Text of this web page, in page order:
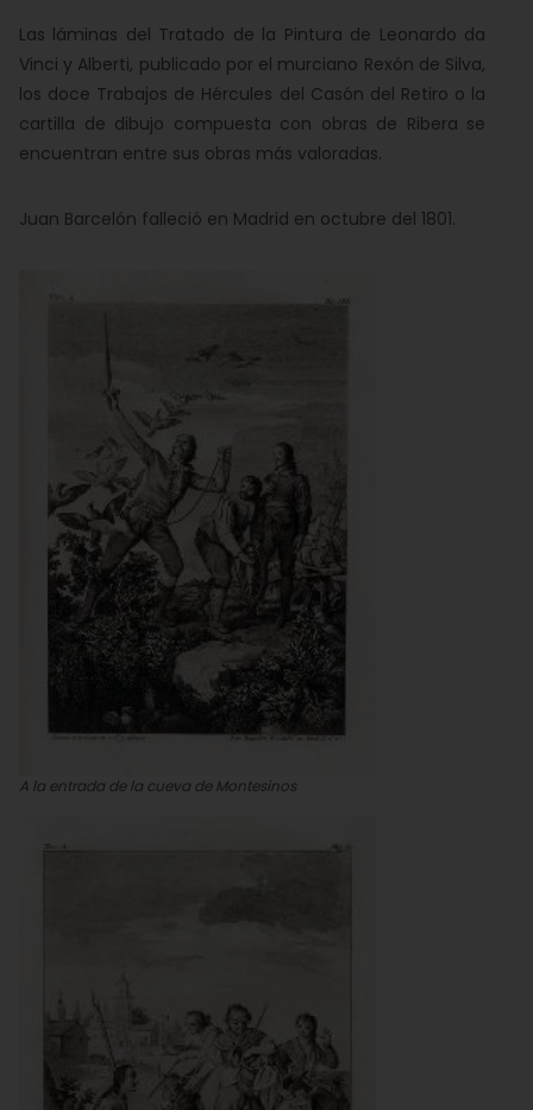
Las láminas del Tratado de la Pintura de Leonardo da
Vinci y Alberti, publicado por el murciano Rexón de Silva,
los doce Trabajos de Hércules del Casón del Retiro o la
cartilla de dibujo compuesta con obras de Ribera se
encuentran entre sus obras más valoradas.
Juan Barcelón falleció en Madrid en octubre del 1801.
A la entrada de la cueva de Montesinos